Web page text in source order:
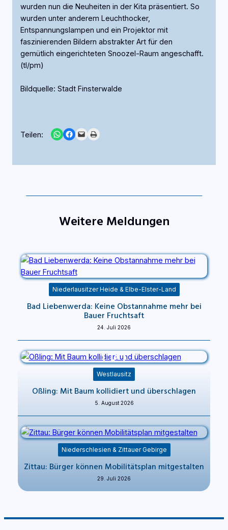
wurden nun die Neuheiten in der Kita präsentiert. So
wurden unter anderem Leuchthocker,
Entspannungslampen und ein Projektor mit
faszinierenden Bildern abstrakter Art für den
gemütlich eingerichteten Snoozel-Raum angeschafft.
(tl/pm)
Bildquelle: Stadt Finsterwalde
Teilen: Share on WhatsApp
Share on Facebook
Email this PagePrint this Page
Weitere Meldungen
Niederlausitzer Heide & Elbe-Elster-Land
Bad Liebenwerda: Keine Obstannahme mehr bei
Bauer Fruchtsaft
24. Juli 2026
Westlausitz
Oßling: Mit Baum kollidiert und überschlagen
5. August 2026
Niederschlesien & Zittauer Gebirge
Zittau: Bürger können Mobilitätsplan mitgestalten
29. Juli 2026